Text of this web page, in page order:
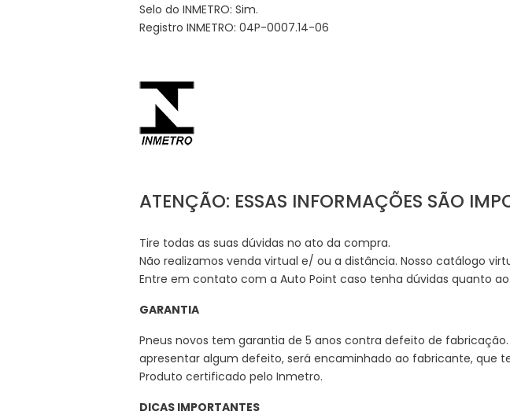
Selo do INMETRO: Sim.
Registro INMETRO: 04P-0007.14-06
ATENÇÃO: ESSAS INFORMAÇÕES SÃO
Tire todas as suas dúvidas no ato da compra.
Não realizamos venda virtual e/ ou a distância. Nosso catálogo
Entre em contato com a Auto Point caso tenha dúvidas quanto
GARANTIA
Pneus novos tem garantia de 5 anos contra defeito de
apresentar algum defeito, será encaminhado ao fabricante, que
Produto certificado pelo Inmetro.
DICAS IMPORTANTES